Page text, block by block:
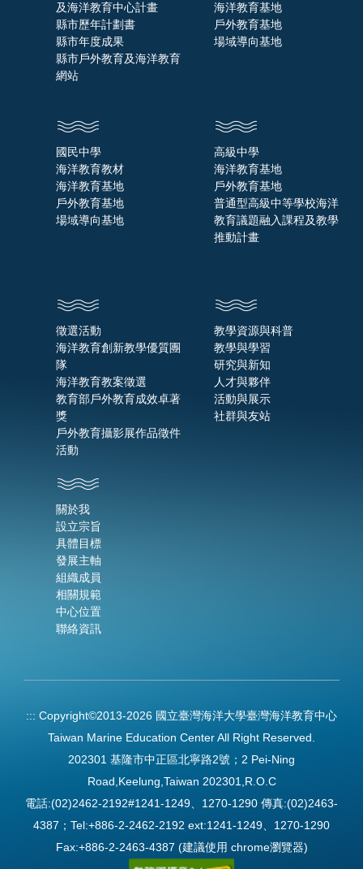
及海洋教育中心計畫
縣市歷年計劃書
縣市年度成果
縣市戶外教育及海洋教育
網站
海洋教育基地
戶外教育基地
場域導向基地
國民中學
海洋教育教材
海洋教育基地
戶外教育基地
場域導向基地
高級中學
海洋教育基地
戶外教育基地
普通型高級中等學校海洋
教育議題融入課程及教學
推動計畫
徵選活動
海洋教育創新教學優質團
隊
海洋教育教案徵選
教育部戶外教育成效卓著
獎
戶外教育攝影展作品徵件
活動
教學資源與科普
教學與學習
研究與新知
人才與夥伴
活動與展示
社群與友站
關於我
設立宗旨
具體目標
發展主軸
組織成員
相關規範
中心位置
聯絡資訊
::: Copyright©2013-2026 國立臺灣海洋大學臺灣海洋教育中心
Taiwan Marine Education Center All Right Reserved.
202301 基隆市中正區北寧路2號；2 Pei-Ning
Road,Keelung,Taiwan 202301,R.O.C
電話:(02)2462-2192#1241-1249、1270-1290 傳真:(02)2463-
4387；Tel:+886-2-2462-2192 ext:1241-1249、1270-1290
Fax:+886-2-2463-4387 (建議使用 chrome瀏覽器)